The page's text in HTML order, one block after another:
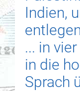
ПартнерыIndien,
... in
in die
Sprach